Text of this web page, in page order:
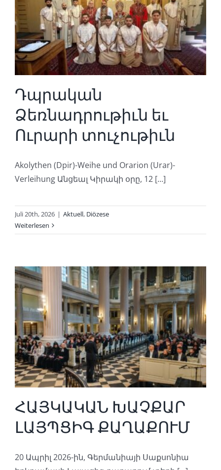
Դպրական
Ձեռնադրութիւն եւ
Ուրարի տուչութիւն
Akolythen (Dpir)-Weihe und Orarion (Urar)-
Verleihung Անցեալ Կիրակի օրը, 12 [...]
Juli 20th, 2026 | Aktuell, Diözese
Weiterlesen
ՀԱՅԿԱԿԱՆ ԽԱՉՔԱՐ
ԼԱՅՊՑԻԳ ՔԱՂԱՔՈՒՄ
20 Ապրիլ 2026-ին, Գերմանիայի Սաքսոնիա